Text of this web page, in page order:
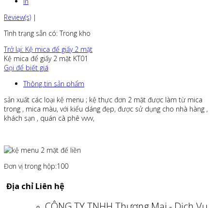
Review(s) |
Tình trạng sẵn có: Trong kho
Trở lại: Kệ mica để giấy 2 mặt
Kệ mica để giấy 2 mặt KT01
Gọi để biết giá
Thông tin sản phẩm
sản xuất các loại kệ menu ; kệ thực đơn 2 mặt được làm từ mica
trong , mica màu, với kiểu dáng đẹp, được sử dụng cho nhà hàng ,
khách sạn , quán cà phê vvvv,
Đơn vị trong hộp:100
Địa chỉ Liên hệ